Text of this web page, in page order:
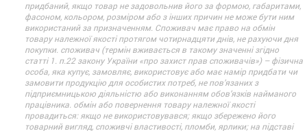
придбаний, якщо товар не задовольнив його за формою, габаритами,
фасоном, кольором, розміром або з інших причин не може бути ним
використаний за призначенням. Споживач має право на обмін
товару належної якості протягом чотирнадцяти днів, не рахуючи дня
покупки. споживач (термін вживається в такому значенні згідно
статті 1. п.22 закону України «про захист прав споживачів») – фізична
особа, яка купує, замовляє, використовує або має намір придбати чи
замовити продукцію для особистих потреб, не пов’язаних з
підприємницькою діяльністю або виконанням обов’язків найманого
працівника. обмін або повернення товару належної якості
провадиться: якщо не використовувався; якщо збережено його
товарний вигляд, споживчі властивості, пломби, ярлики; на підставі